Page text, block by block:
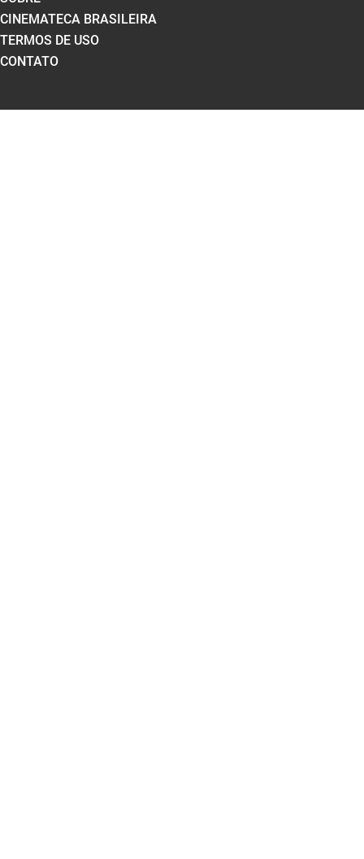
CINEMATECA BRASILEIRA
TERMOS DE USO
CONTATO